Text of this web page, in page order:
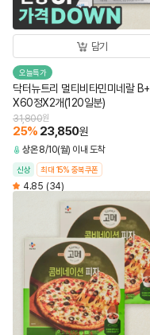
담기
오늘특가
닥터뉴트리 멀티비타민미네랄 B+
X60정X2개(120일분)
31,800원
25% 23,850원
상온 8/10(월) 이내 도착
신상 최대 15% 중복쿠폰
4.85 (34)